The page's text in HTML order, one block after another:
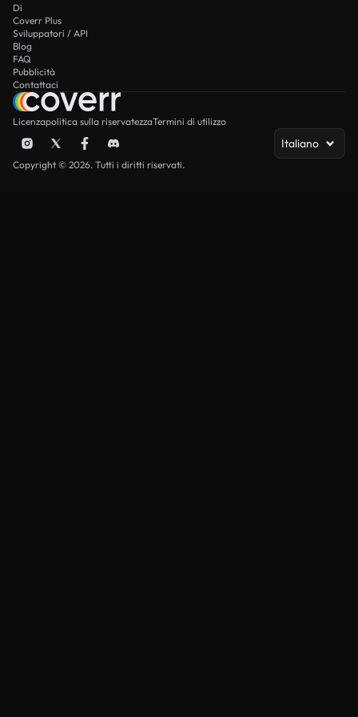
Di
Coverr Plus
Sviluppatori / API
Blog
FAQ
Pubblicità
Contattaci
Licenzapolitica sulla riservatezzaTermini di utilizzo
Italiano
Copyright © 2026. Tutti i diritti riservati.